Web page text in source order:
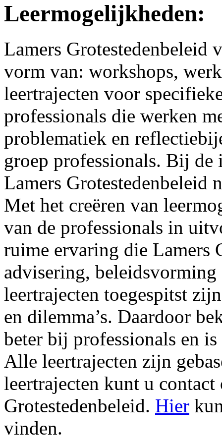
Leermogelijkheden:
Lamers Grotestedenbeleid
vorm van: workshops,
leertrajecten voor
professionals die werken
problematiek en
groep professionals. Bij
Lamers Grotestedenbeleid
Met het creëren van
van de professionals in
ruime ervaring die Lamers
advisering,
leertrajecten toegespitst
en dilemma’s. Daardoor
beter bij professionals en
Alle leertrajecten zijn
leertrajecten kunt u contact
Grotestedenbeleid. Hier
vinden.